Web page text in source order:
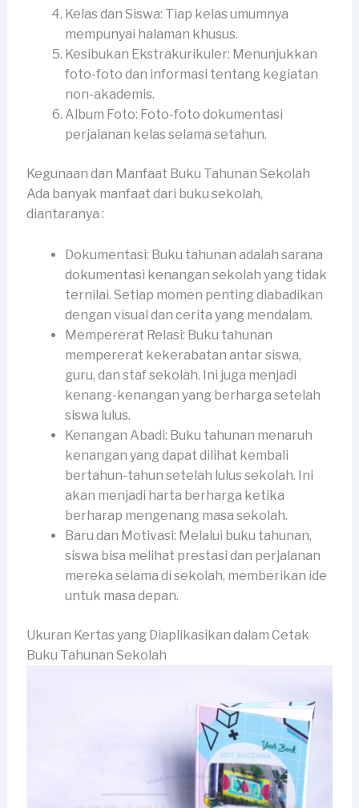
Kelas dan Siswa: Tiap kelas umumnya
mempunyai halaman khusus.
Kesibukan Ekstrakurikuler: Menunjukkan
foto-foto dan informasi tentang kegiatan
non-akademis.
Album Foto: Foto-foto dokumentasi
perjalanan kelas selama setahun.
Kegunaan dan Manfaat Buku Tahunan Sekolah
Ada banyak manfaat dari buku sekolah,
diantaranya :
Dokumentasi: Buku tahunan adalah sarana
dokumentasi kenangan sekolah yang tidak
ternilai. Setiap momen penting diabadikan
dengan visual dan cerita yang mendalam.
Mempererat Relasi: Buku tahunan
mempererat kekerabatan antar siswa,
guru, dan staf sekolah. Ini juga menjadi
kenang-kenangan yang berharga setelah
siswa lulus.
Kenangan Abadi: Buku tahunan menaruh
kenangan yang dapat dilihat kembali
bertahun-tahun setelah lulus sekolah. Ini
akan menjadi harta berharga ketika
berharap mengenang masa sekolah.
Baru dan Motivasi: Melalui buku tahunan,
siswa bisa melihat prestasi dan perjalanan
mereka selama di sekolah, memberikan ide
untuk masa depan.
Ukuran Kertas yang Diaplikasikan dalam Cetak
Buku Tahunan Sekolah